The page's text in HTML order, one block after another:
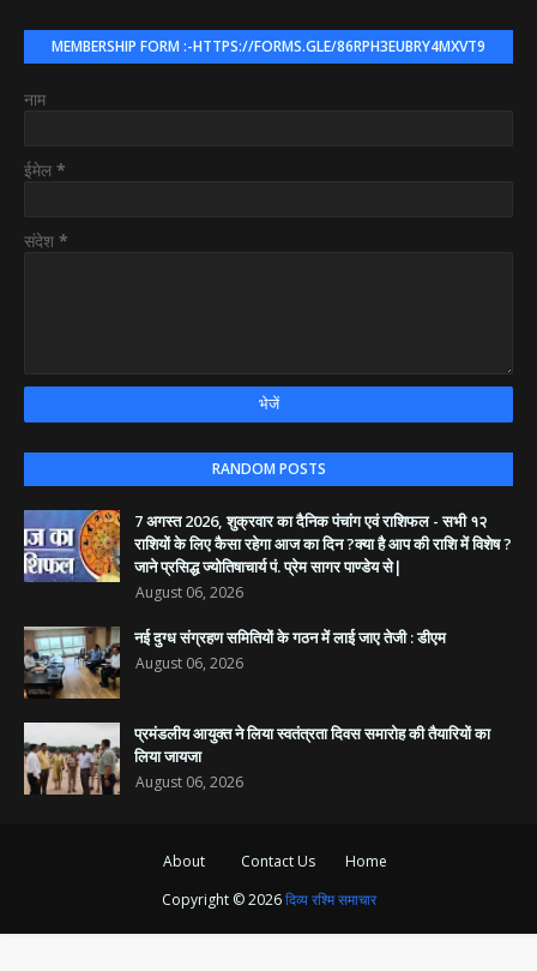
MEMBERSHIP FORM :-HTTPS://FORMS.GLE/86RPH3EUBRY4MXVT9
नाम
ईमेल *
संदेश *
RANDOM POSTS
7 अगस्त 2026, शुक्रवार का दैनिक पंचांग एवं राशिफल - सभी १२
राशियों के लिए कैसा रहेगा आज का दिन ?क्या है आप की राशि में विशेष ?
जाने प्रसिद्ध ज्योतिषाचार्य पं. प्रेम सागर पाण्डेय से|
August 06, 2026
नई दुग्ध संग्रहण समितियों के गठन में लाई जाए तेजी : डीएम
August 06, 2026
प्रमंडलीय आयुक्त ने लिया स्वतंत्रता दिवस समारोह की तैयारियों का
लिया जायजा
August 06, 2026
About Contact Us
Home
Copyright ©2026दिव्य रश्मि समाचार